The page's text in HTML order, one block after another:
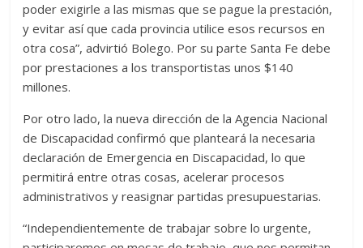
poder exigirle a las mismas que se pague la prestación,
y evitar así que cada provincia utilice esos recursos en
otra cosa”, advirtió Bolego. Por su parte Santa Fe debe
por prestaciones a los transportistas unos $140
millones.
Por otro lado, la nueva dirección de la Agencia Nacional
de Discapacidad confirmó que planteará la necesaria
declaración de Emergencia en Discapacidad, lo que
permitirá entre otras cosas, acelerar procesos
administrativos y reasignar partidas presupuestarias.
“Independientemente de trabajar sobre lo urgente,